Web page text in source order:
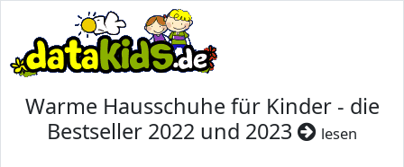
Warme Hausschuhe für Kinder - die
Bestseller 2022 und 2023
lesen